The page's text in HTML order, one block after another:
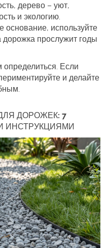
дерево – уют,
и экологию.
основание, используйте
дорожка прослужит годы
определиться. Если
и делайте
ДОРОЖЕК: 7
ИНСТРУКЦИЯМИ